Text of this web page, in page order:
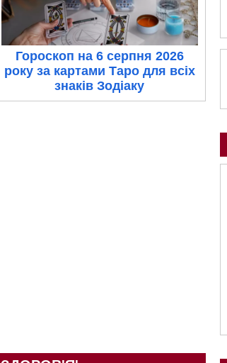
Гороскоп на 6 серпня 2026
року за картами Таро для всіх
знаків Зодіаку